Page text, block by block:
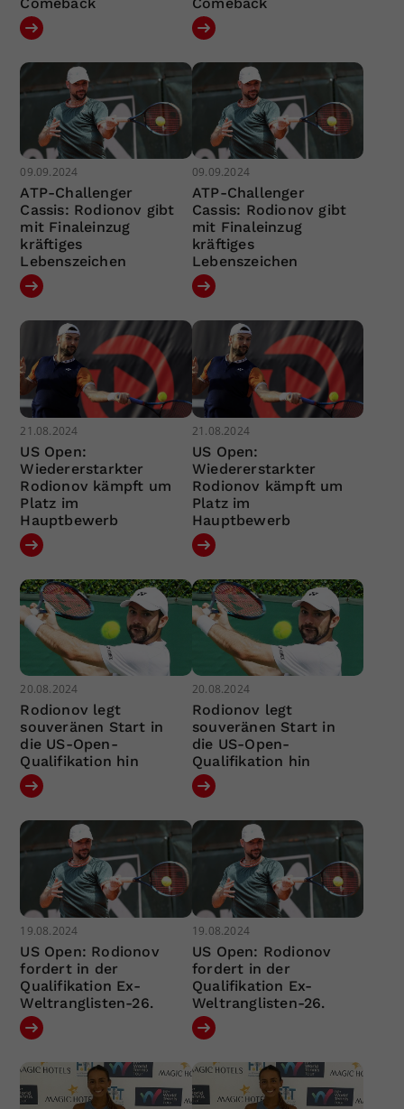
09.09.2024
ATP-Challenger
Cassis: Rodionov gibt
mit Finaleinzug
kräftiges
Lebenszeichen
09.09.2024
ATP-Challenger
Cassis: Rodionov gibt
mit Finaleinzug
kräftiges
Lebenszeichen
21.08.2024
US Open:
Wiedererstarkter
Rodionov kämpft um
Platz im
Hauptbewerb
21.08.2024
US Open:
Wiedererstarkter
Rodionov kämpft um
Platz im
Hauptbewerb
20.08.2024
Rodionov legt
souveränen Start in
die US-Open-
Qualifikation hin
20.08.2024
Rodionov legt
souveränen Start in
die US-Open-
Qualifikation hin
19.08.2024
US Open: Rodionov
fordert in der
Qualifikation Ex-
Weltranglisten-26.
19.08.2024
US Open: Rodionov
fordert in der
Qualifikation Ex-
Weltranglisten-26.